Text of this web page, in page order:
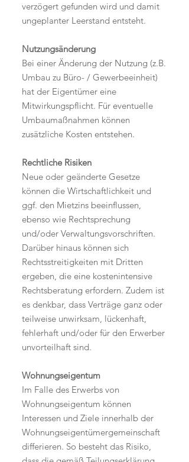
verzögert gefunden wird und damit
ungeplanter Leerstand entsteht.
Nutzungsänderung
Bei einer Änderung der Nutzung (z.B.
Umbau zu Büro- / Gewerbeeinheit)
hat der Eigentümer eine
Mitwirkungspflicht. Für eventuelle
Umbaumaßnahmen können
zusätzliche Kosten entstehen.
Rechtliche Risiken
Neue oder geänderte Gesetze
können die Wirtschaftlichkeit und
ggf. den Mietzins beeinflussen,
ebenso wie Rechtsprechung
und/oder Verwaltungsvorschriften.
Darüber hinaus können sich
Rechtsstreitigkeiten mit Dritten
ergeben, die eine kostenintensive
Rechtsberatung erfordern. Zudem ist
es denkbar, dass Verträge ganz oder
teilweise unwirksam, lückenhaft,
fehlerhaft und/oder für den Erwerber
unvorteilhaft sind.
Wohnungseigentum
Im Falle des Erwerbs von
Wohnungseigentum können
Interessen und Ziele innerhalb der
Wohnungseigentümergemeinschaft
differieren. So besteht das Risiko,